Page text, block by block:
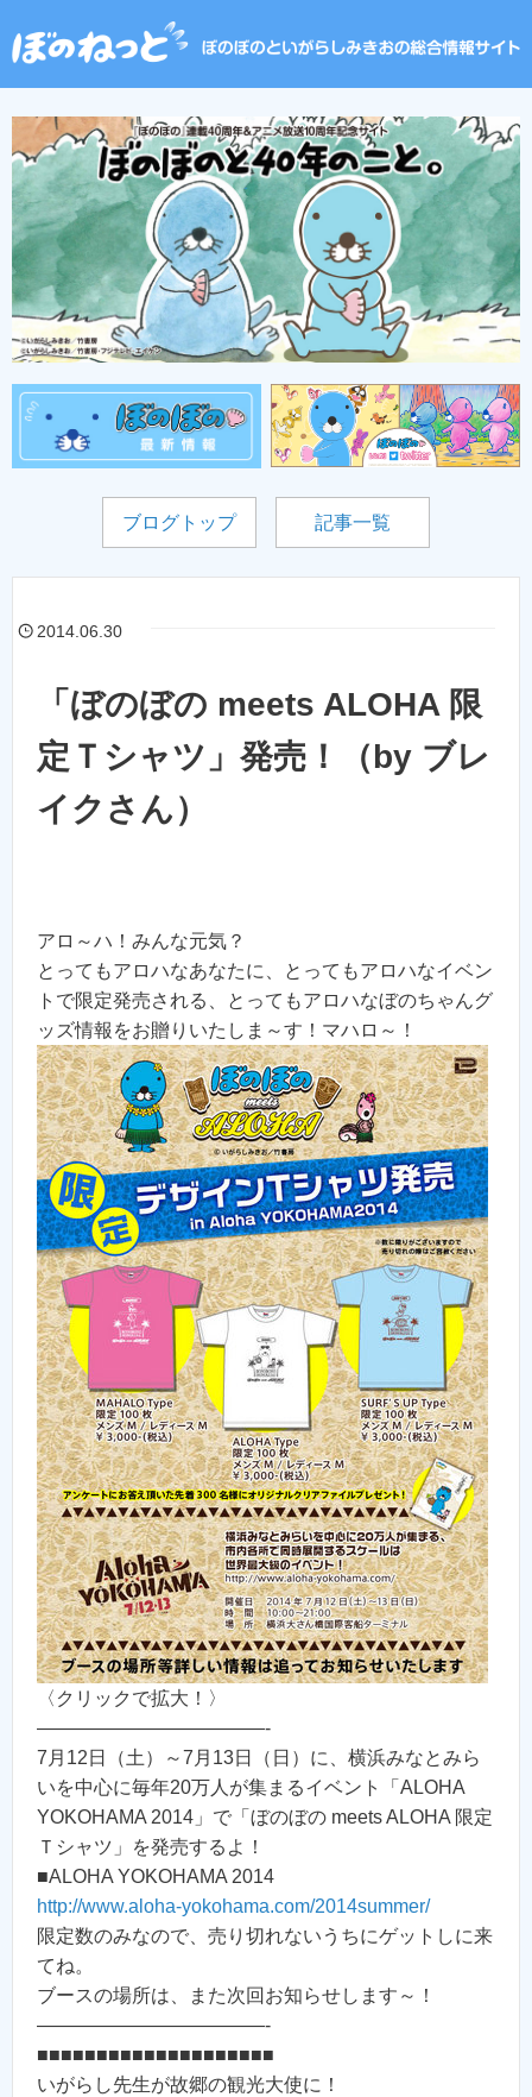
ブログトップ 記事一覧
2014.06.30
「ぼのぼの meets ALOHA 限
定Ｔシャツ」発売！（by ブレ
イクさん）
アロ～ハ！みんな元気？
とってもアロハなあなたに、とってもアロハなイベン
トで限定発売される、とってもアロハなぼのちゃんグ
ッズ情報をお贈りいたしま～す！マハロ～！
〈クリックで拡大！〉
————————————-
7月12日（土）～7月13日（日）に、横浜みなとみら
いを中心に毎年20万人が集まるイベント「ALOHA
YOKOHAMA 2014」で「ぼのぼの meets ALOHA 限定
Ｔシャツ」を発売するよ！
■ALOHA YOKOHAMA 2014
http://www.aloha-yokohama.com/2014summer/
限定数のみなので、売り切れないうちにゲットしに来
てね。
ブースの場所は、また次回お知らせします～！
————————————-
■■■■■■■■■■■■■■■■■■■■
いがらし先生が故郷の観光大使に！